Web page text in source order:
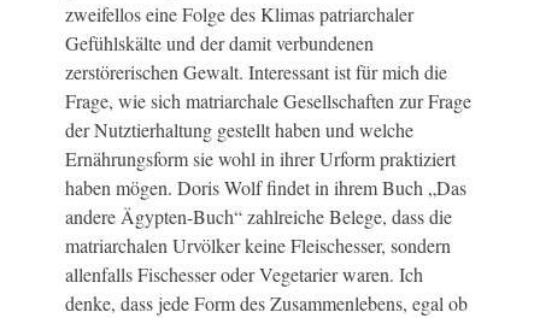
zweifellos eine Folge des Klimas patriarchaler
Gefühlskälte und der damit verbundenen
zerstörerischen Gewalt. Interessant ist für mich die
Frage, wie sich matriarchale Gesellschaften zur Frage
der Nutztierhaltung gestellt haben und welche
Ernährungsform sie wohl in ihrer Urform praktiziert
haben mögen. Doris Wolf findet in ihrem Buch „Das
andere Ägypten-Buch“ zahlreiche Belege, dass die
matriarchalen Urvölker keine Fleischesser, sondern
allenfalls Fischesser oder Vegetarier waren. Ich
denke, dass jede Form des Zusammenlebens, egal ob